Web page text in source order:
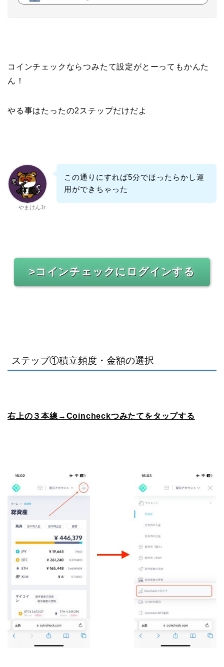
コインチェックならつみたて設定がとーってもかんた
ん！
やる事はたったの2ステップだけだよ
やまけんJr.
この通りにすれば5分でほったらかし運
用ができちゃった
>コインチェックにログインする
ステップ①積立頻度・金額の選択
右上の３本線→Coincheckつみたてをタップする